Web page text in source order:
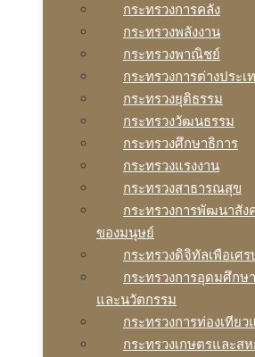
กระทรวงการคลัง
กระทรวงพลังงาน
กระทรวงพาณิชย์
กระทรวงการต่างประเ
กระทรวงยุติธรรม
กระทรวงวัฒนธรรม
กระทรวงศึกษาธิการ
กระทรวงแรงงาน
กระทรวงสาธารณสุข
กระทรวงการพัฒนาสั
ของมนุษย์
กระทรวงดิจิทัลเพือเศ
กระทรวงการอุดมศึกษ
และนวัตกรรม
กระทรวงการท่องเทียว
กระทรวงเกษตรและส